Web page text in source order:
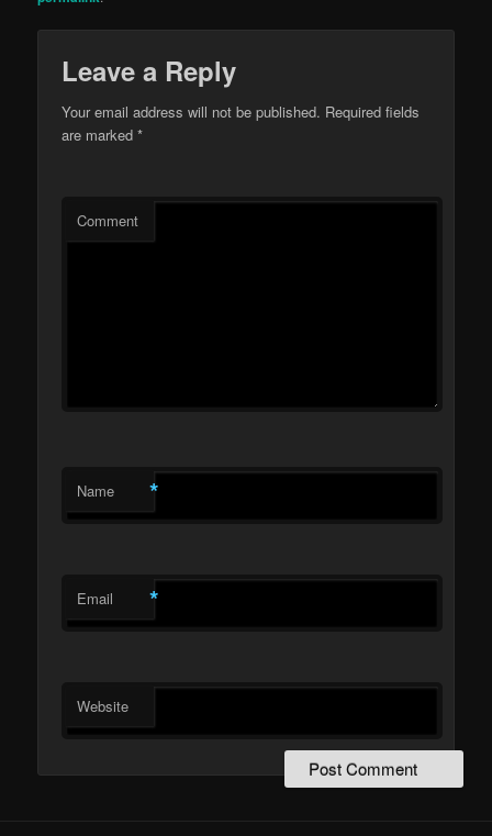
Leave a Reply
Your email address will not be published. Required fields
are marked*
Comment
Name *
Email *
Website